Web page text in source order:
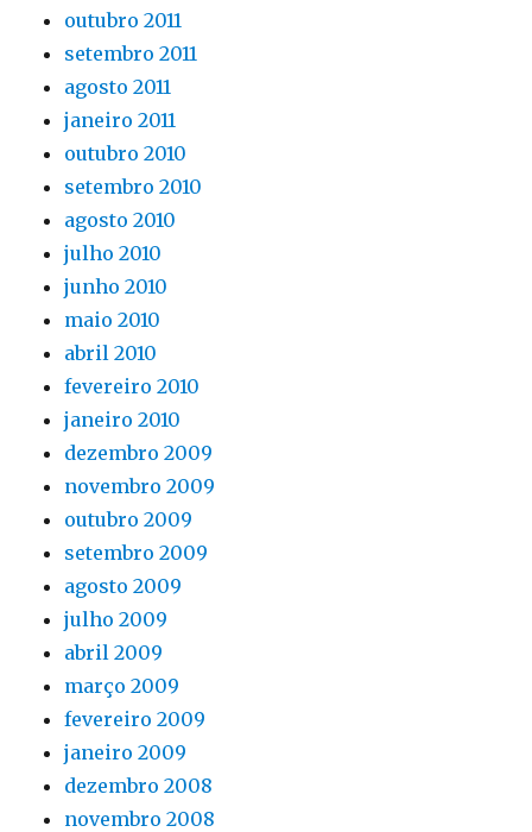
outubro 2011
setembro 2011
agosto 2011
janeiro 2011
outubro 2010
setembro 2010
agosto 2010
julho 2010
junho 2010
maio 2010
abril 2010
fevereiro 2010
janeiro 2010
dezembro 2009
novembro 2009
outubro 2009
setembro 2009
agosto 2009
julho 2009
abril 2009
março 2009
fevereiro 2009
janeiro 2009
dezembro 2008
novembro 2008